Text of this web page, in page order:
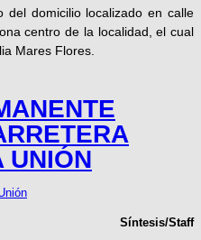
domicilio localizado en calle
centro de la localidad, el cual
Mares Flores.
UNIÓN
Síntesis/Staff